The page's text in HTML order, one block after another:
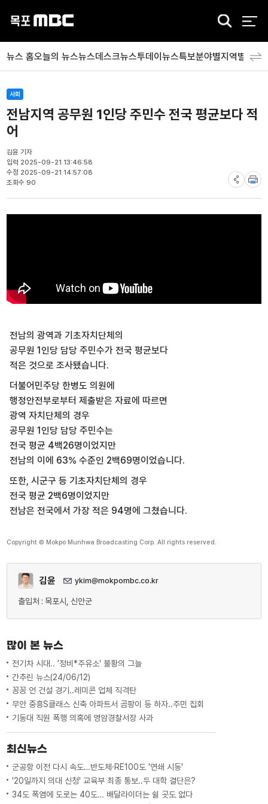
검
뉴스 홈오늘의 뉴스뉴스데스크뉴스투데이뉴스특보분야별지역별 뉴스
사회
전남지역 공무원 1인당 주민수 전국 평균보다 적
어
김윤 기자
입력 2025-09-21 13:46:58
수정 2025-09-21 14:57:08
조회수 90
전남의 광역과 기초자치단체의
공무원 1인당 담당 주민수가 전국 평균보다
적은 것으로 조사됐습니다.
더불어민주당 한병도 의원에
행정안전부로부터 제출받은 자료에 따르면
광역 자치단체의 경우
공무원 1인당 담당 주민수는
전국 평균 4백26명이었지만
전남의 이에 63% 수준인 2백69명이었습니다.
또한, 시군구 등 기초자치단체의 경우
전국 평균 2백6명이었지만
전남은 전국에서 가장 적은 94명에 그쳤습니다.
Copyright © Mokpo Munhwa Broadcasting Corp. All rights reserved.
김윤 ykim@mokpombc.co.kr
출입처 : 목포시, 신안군
많이 본 뉴스
전기차 시대.. '정비*주유소' 불황의 그늘
간추린 뉴스(24/06/12)
꽁꽁 언 건설 경기..레미콘 업체 직격탄
무안 중흥S클래스 신축 아파트서 곰팡이 등 하자..주민 집회
기동대 직원 폭행 의혹에 영암경찰서장 사과
최신뉴스
군공항 이전 다시 속도…반도체·RE100도 '연쇄 시동'
'20일까지 의대 신청' 교육부 최종 통보..두 대학 결단은?
34도 폭염에 도로는 40도… 배달라이더는 쉴 곳도 없다